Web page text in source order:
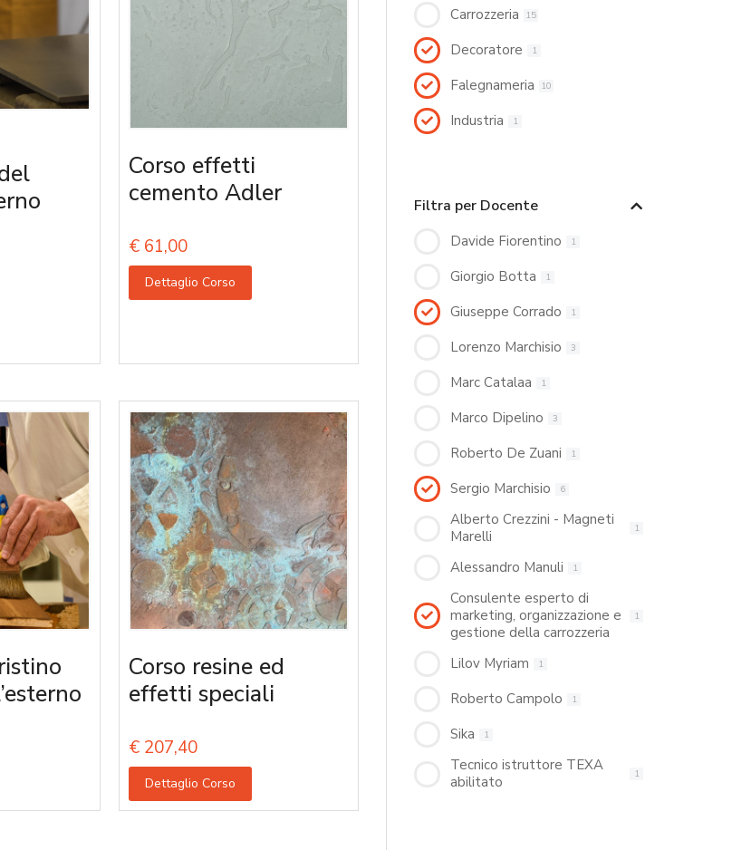
Corso effetti
cemento Adler
€ 61,00
Dettaglio Corso
Corso resine ed
effetti speciali
€ 207,40
Dettaglio Corso
Carrozzeria 15
Decoratore 1
Falegnameria 10
Industria 1
Filtra per Docente
Davide Fiorentino 1
Giorgio Botta 1
Giuseppe Corrado 1
Lorenzo Marchisio 3
Marc Catalaa 1
Marco Dipelino 3
Roberto De Zuani 1
Sergio Marchisio 6
Alberto Crezzini - Magneti
Marelli
1
Alessandro Manuli 1
Consulente esperto di
marketing, organizzazione e
gestione della carrozzeria
1
Lilov Myriam 1
Roberto Campolo 1
Sika 1
Tecnico istruttore TEXA
abilitato
1